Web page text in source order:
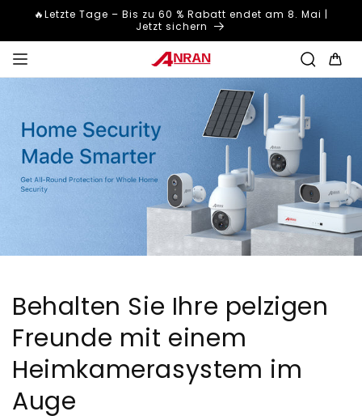
zum
🔥Letzte Tage – Bis zu 60 % Rabatt endet am 8. Mai |
Jetzt sichern
Behalten Sie Ihre pelzigen
Freunde mit einem
Heimkamerasystem im
Auge